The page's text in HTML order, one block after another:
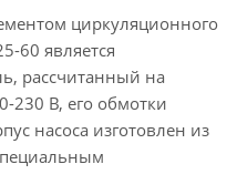
циркуляционного
60 является
рассчитанный на
230 В, его обмотки
насоса изготовлен из